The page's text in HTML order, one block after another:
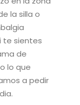
la silla o
te sientes
de
lo que
a pedir